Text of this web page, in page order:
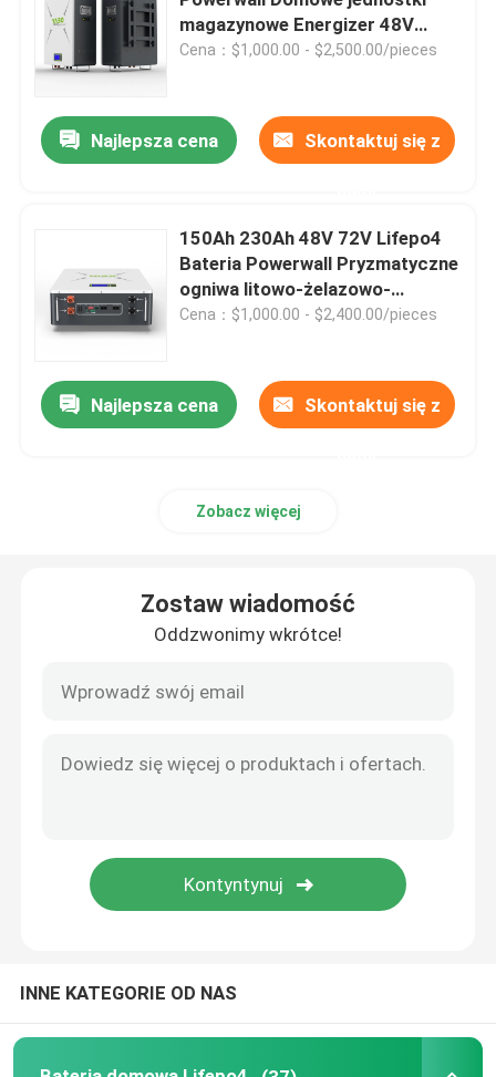
Wodoodporna bateria Lifepo4
Powerwall baterii Lifepo4
Bateria słoneczna Lifepo4
Akumulator RV Lifepo4
Akumulator LiFePo4
magazynowe Energizer 48V
230Ah UN38.3
Cena：$1,000.00 - $2,500.00/pieces
Najlepsza cena Skontaktuj się z
150Ah 230Ah 48V 72V Lifepo4
Bateria Powerwall Pryzmatyczne
ogniwa litowo-żelazowo-
fosforanowe
Cena：$1,000.00 - $2,400.00/pieces
Najlepsza cena Skontaktuj się z
Zobacz więcej
Zostaw wiadomość
Oddzwonimy wkrótce!
INNE KATEGORIE OD NAS